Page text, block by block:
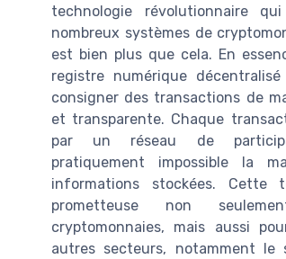
technologie révolutionnaire
nombreux systèmes de
est bien plus que cela. En
registre numérique
consigner des transactions de
et transparente. Chaque
par un réseau de
pratiquement impossible la
informations stockées. Cette
prometteuse non
cryptomonnaies, mais aussi
autres secteurs, notamment